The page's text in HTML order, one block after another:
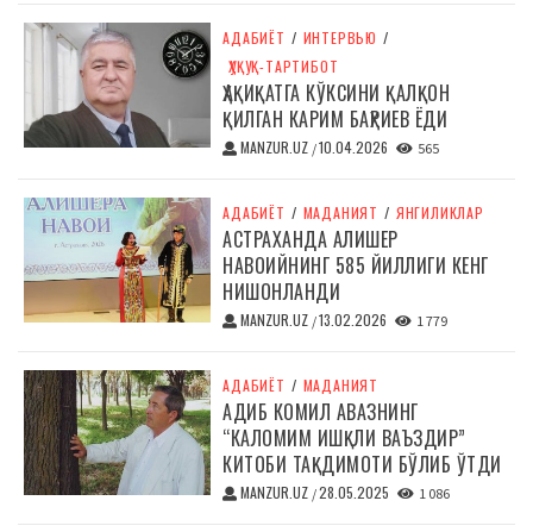
АДАБИЁТ / ИНТЕРВЬЮ /
ҲУҚУҚ-ТАРТИБОТ
ҲАҚИҚАТГА КЎКСИНИ ҚАЛҚОН
ҚИЛГАН КАРИМ БАҲРИЕВ ЁДИ
MANZUR.UZ /10.04.2026 565
АДАБИЁТ / МАДАНИЯТ / ЯНГИЛИКЛАР
АСТРАХАНДА АЛИШЕР
НАВОИЙНИНГ 585 ЙИЛЛИГИ КЕНГ
НИШОНЛАНДИ
MANZUR.UZ /13.02.2026 1 779
АДАБИЁТ / МАДАНИЯТ
АДИБ КОМИЛ АВАЗНИНГ
“КАЛОМИМ ИШҚЛИ ВАЪЗДИР”
КИТОБИ ТАҚДИМОТИ БЎЛИБ ЎТДИ
MANZUR.UZ /28.05.2025 1 086